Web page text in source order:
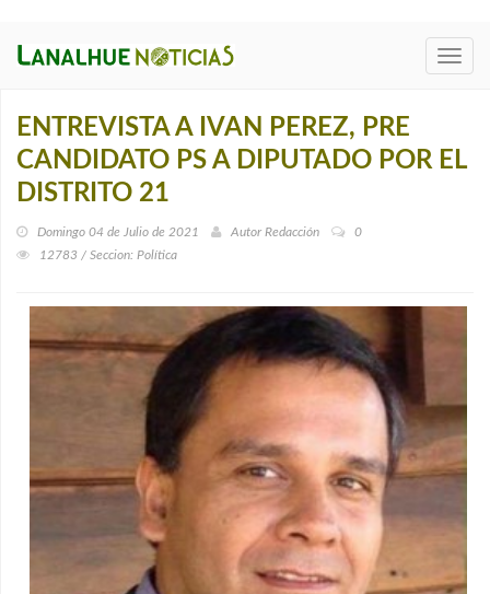
ENTREVISTA A IVAN PEREZ, PRE
CANDIDATO PS A DIPUTADO POR EL
DISTRITO 21
Domingo 04 de Julio de 2021 Autor Redacción
0
12783 / Seccion: Política